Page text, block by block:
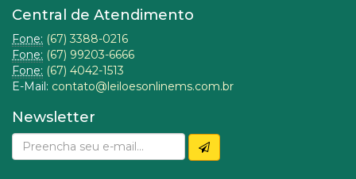
Central de Atendimento
Fone: (67) 3388-0216
Fone: (67) 99203-6666
Fone: (67) 4042-1513
E-Mail: contato@leiloesonlinems.com.br
Newsletter